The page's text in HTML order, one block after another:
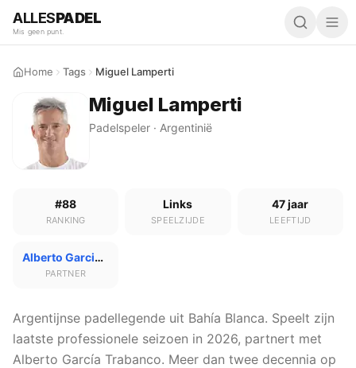
ALLESPADEL
Mis geen punt.
Home Tags Miguel Lamperti
Miguel Lamperti
Padelspeler · Argentinië
#88
RANKING
Links
SPEELZIJDE
47 jaar
LEEFTIJD
Alberto Garcia Trabanco
PARTNER
Argentijnse padellegende uit Bahía Blanca. Speelt zijn
laatste professionele seizoen in 2026, partnert met
Alberto García Trabanco. Meer dan twee decennia op